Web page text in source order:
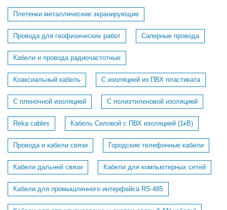
Плетенки металлические экранирующие
Провода для геофизических работ Саперные провода
Кабели и провода радиочастотные
Коаксиальный кабель С изоляцией из ПВХ пластиката
С пленочной изоляцией С полиэтиленовой изоляцией
Reka cables Кабель Силовой с ПВХ изоляцией (1кВ)
Провода и кабели связи Городские телефонные кабели
Кабели дальней связи Кабели для компьютерных сетей
Кабели для промышленного интерфейса RS-485